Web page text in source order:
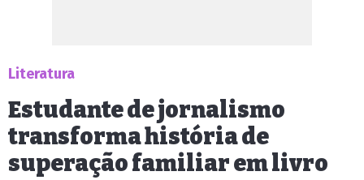
Literatura
Estudante de jornalismo
transforma história de
superação familiar em livro